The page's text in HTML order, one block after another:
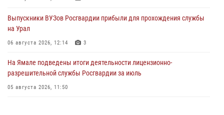
Выпускники ВУЗов Росгвардии прибыли для прохождения службы
на Урал
06 августа 2026, 12:14 3
На Ямале подведены итоги деятельности лицензионно-
разрешительной службы Росгвардии за июль
05 августа 2026, 11:50